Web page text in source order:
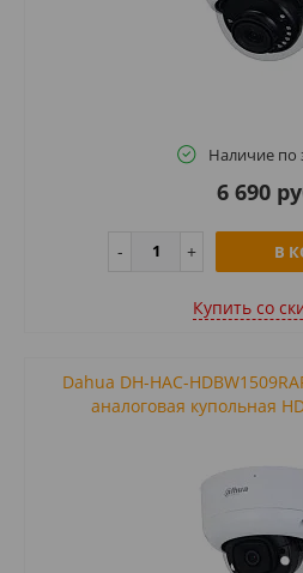
Наличие по
6 690
В
Купить cо
Dahua DH-HAC-
аналоговая купольная